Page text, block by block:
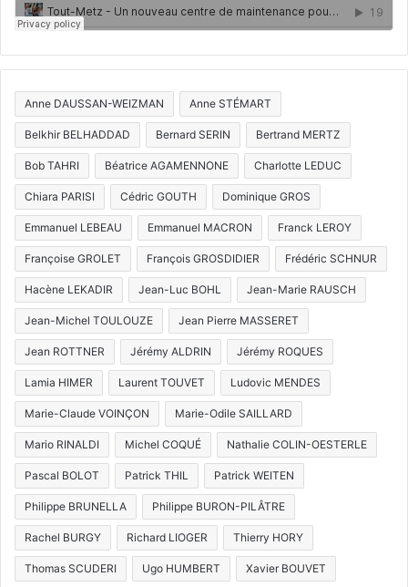
Anne DAUSSAN-WEIZMAN Anne STÉMART
Belkhir BELHADDAD Bernard SERIN Bertrand MERTZ
Bob TAHRI Béatrice AGAMENNONE Charlotte LEDUC
Chiara PARISI Cédric GOUTH Dominique GROS
Emmanuel LEBEAU Emmanuel MACRON Franck LEROY
Françoise GROLET François GROSDIDIER Frédéric SCHNUR
Hacène LEKADIR Jean-Luc BOHL Jean-Marie RAUSCH
Jean-Michel TOULOUZE Jean Pierre MASSERET
Jean ROTTNER Jérémy ALDRIN Jérémy ROQUES
Lamia HIMER Laurent TOUVET Ludovic MENDES
Marie-Claude VOINÇON Marie-Odile SAILLARD
Mario RINALDI Michel COQUÉ Nathalie COLIN-OESTERLE
Pascal BOLOT Patrick THIL Patrick WEITEN
Philippe BRUNELLA Philippe BURON-PILÂTRE
Rachel BURGY Richard LIOGER Thierry HORY
Thomas SCUDERI Ugo HUMBERT Xavier BOUVET